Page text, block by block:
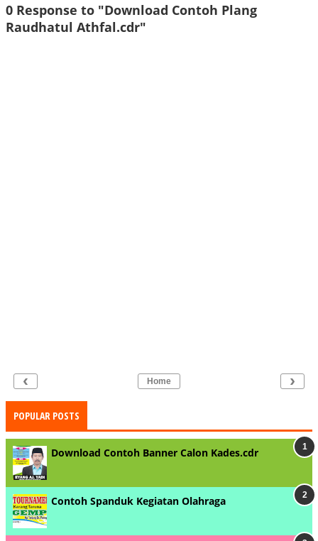
0 Response to "Download Contoh Plang
Raudhatul Athfal.cdr"
‹ ›
Home
POPULAR POSTS
Download Contoh Banner Calon Kades.cdr
Contoh Spanduk Kegiatan Olahraga